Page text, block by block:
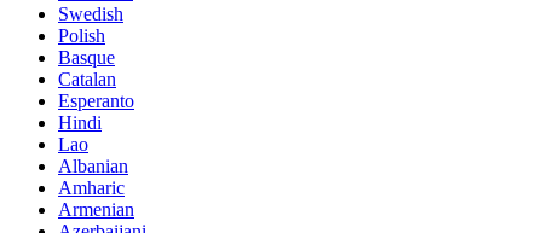
Swedish
Polish
Basque
Catalan
Esperanto
Hindi
Lao
Albanian
Amharic
Armenian